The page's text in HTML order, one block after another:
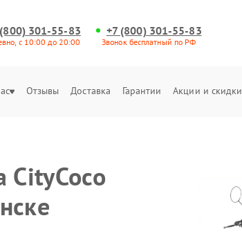
301-55-83
с 10:00 до 20:00
+7 (800) 301-55-83
Звонок бесплатный по РФ
Отзывы Доставка Гарантии Акции и скидки
CityCoco